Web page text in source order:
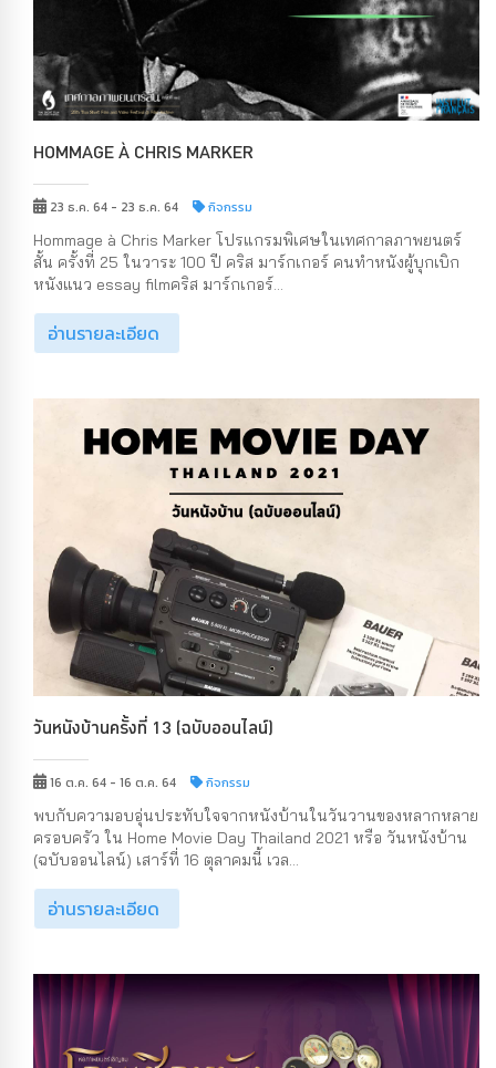
HOMMAGE À CHRIS MARKER
23 ธ.ค. 64 - 23 ธ.ค. 64 กิจกรรม
Hommage à Chris Marker โปรแกรมพิเศษในเทศกาลภาพยนตร์
สั้น ครั้งที่ 25 ในวาระ 100 ปี คริส มาร์กเกอร์ คนทำหนังผู้บุกเบิก
หนังแนว essay filmคริส มาร์กเกอร์...
อ่านรายละเอียด
วันหนังบ้านครั้งที่ 13 (ฉบับออนไลน์)
16 ต.ค. 64 - 16 ต.ค. 64 กิจกรรม
พบกับความอบอุ่นประทับใจจากหนังบ้านในวันวานของหลากหลาย
ครอบครัว ใน Home Movie Day Thailand 2021 หรือ วันหนังบ้าน
(ฉบับออนไลน์) เสาร์ที่ 16 ตุลาคมนี้ เวล...
อ่านรายละเอียด